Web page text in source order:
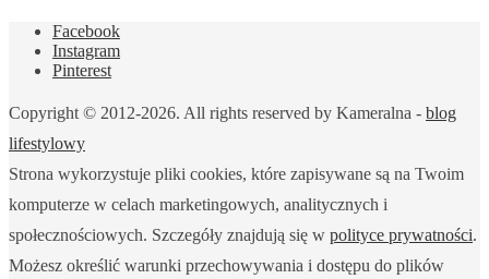
Facebook
Instagram
Pinterest
Copyright © 2012-2026. All rights reserved by Kameralna - blog
lifestylowy
Strona wykorzystuje pliki cookies, które zapisywane są na Twoim
komputerze w celach marketingowych, analitycznych i
społecznościowych. Szczegóły znajdują się w polityce prywatności.
Możesz określić warunki przechowywania i dostępu do plików